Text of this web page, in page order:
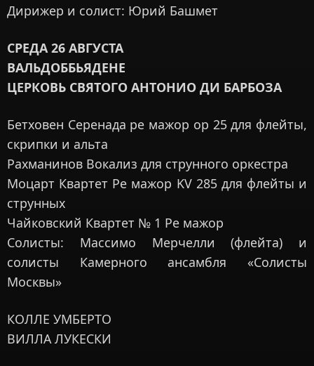
Дирижер и солист: Юрий Башмет
СРЕДА 26 АВГУСТА
ВАЛЬДОББЬЯДЕНЕ
ЦЕРКОВЬ СВЯТОГО АНТОНИО ДИ БАРБОЗА
Бетховен Серенада ре мажор op 25 для флейты,
скрипки и альта
Рахманинов Вокализ для струнного оркестра
Моцарт Квартет Ре мажор KV 285 для флейты и
струнных
Чайковский Квартет № 1 Ре мажор
Солисты: Массимо Мерчелли (флейта) и
солисты Камерного ансамбля «Солисты
Москвы»
КОЛЛЕ УМБЕРТО
ВИЛЛА ЛУКЕСКИ